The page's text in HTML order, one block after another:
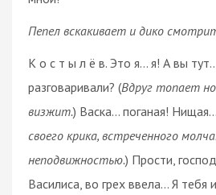
Пепел вскакивает и дико
К о с т ы л ё в. Это я… я! А вы
разговаривали? (Вдруг топает
визжит.) Васка… поганая!
своего крика, встреченного
неподвижностью.) Прости,
Василиса, во грех ввела… Я тебя